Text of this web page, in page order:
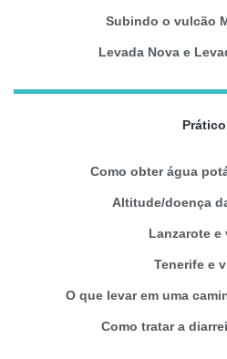
Subindo o vulcão
Levada Nova e
Prático
Como obter água
Altitude/doença
Lanzarote e
Tenerife e
O que levar em uma
Como tratar a